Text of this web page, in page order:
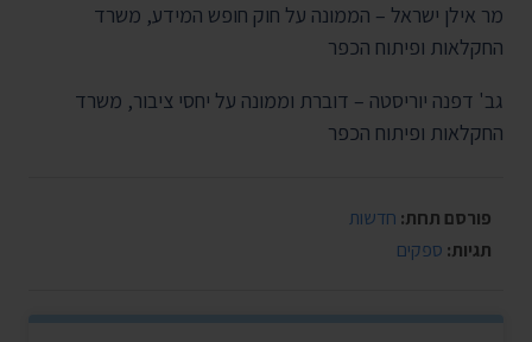
מר אילן ישראל – הממונה על חוק חופש המידע, משרד
החקלאות ופיתוח הכפר
גב' דפנה יוריסטה – דוברת וממונה על יחסי ציבור, משרד
החקלאות ופיתוח הכפר
פורסם תחת: חדשות
תגיות: ספקים